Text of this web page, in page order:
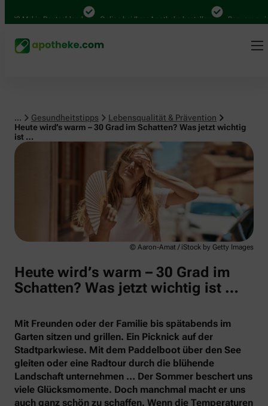
Mal in Deutschland Online bei Ihrer Apotheke bestellen Bequem
... Gesundheitstipps
Lebensqualität & Prävention
Heute wird’s warm – 30 Grad im Schatten? Was jetzt wichtig
ist …
Lebensqualität & Prävention
© Aaron-Amat / iStock by Getty Images
Heute wird’s warm – 30 Grad im
Schatten? Was jetzt wichtig ist …
Mit Freunden oder der Familie bis spätabends im
Garten sitzen und grillen. Ein Picknick auf der
Stadtparkwiese. Mit dem Paddelboot über den See
gleiten oder eine Radtour durch die blühende
Landschaft unternehmen … Der Sommer beschert uns
viele Glücksmomente. Doch manchmal macht er uns
auch ganz schön zu schaffen. Wenn die Temperaturen